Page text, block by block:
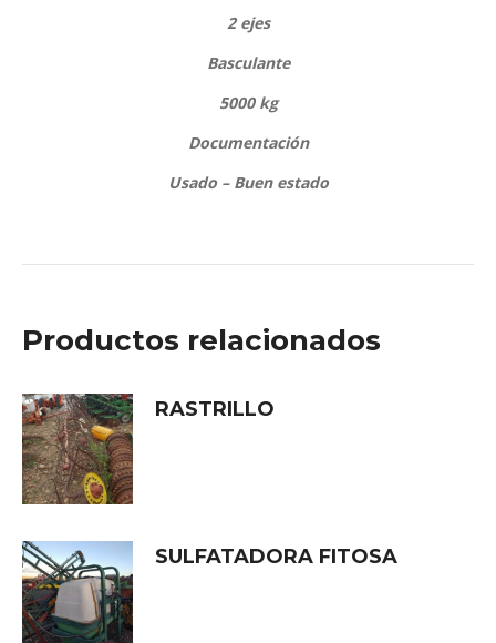
2 ejes
Basculante
5000 kg
Documentación
Usado – Buen estado
Productos relacionados
RASTRILLO
SULFATADORA FITOSA